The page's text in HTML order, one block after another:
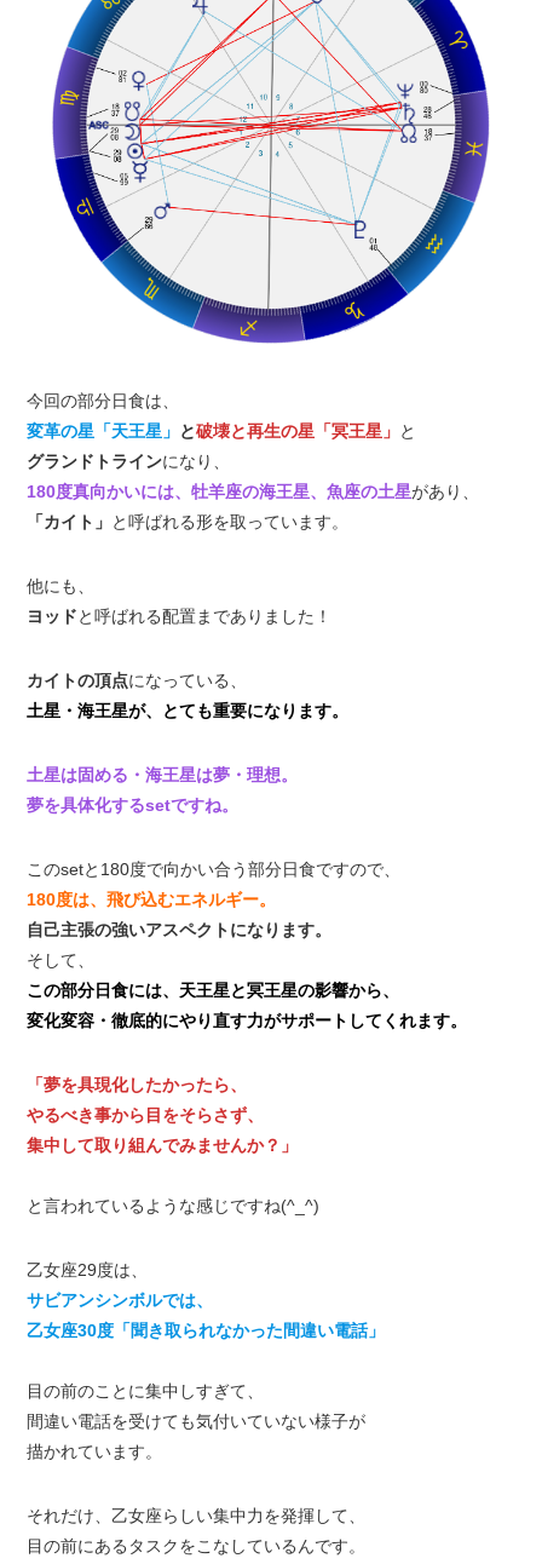
今回の部分日食は、
変革の星「天王星」 と破壊と再生の星「冥王星」 と
グランドトラインになり、
180度真向かいには、牡羊座の海王星、魚座の土星があり、
「カイト」 と呼ばれる形を取っています。
他にも、
ヨッドと呼ばれる配置までありました！
カイトの頂点になっている、
土星・海王星が、とても重要になります。
土星は固める・海王星は夢・理想。
夢を具体化するsetですね。
このsetと180度で向かい合う部分日食ですので、
180度は、飛び込むエネルギー。
自己主張の強いアスペクトになります。
そして、
この部分日食には、天王星と冥王星の影響から、
変化変容・徹底的にやり直す力がサポートしてくれます。
「夢を具現化したかったら、
やるべき事から目をそらさず、
集中して取り組んでみませんか？」
と言われているような感じですね(^_^)
乙女座29度は、
サビアンシンボルでは、
乙女座30度「聞き取られなかった間違い電話」
目の前のことに集中しすぎて、
間違い電話を受けても気付いていない様子が
描かれています。
それだけ、乙女座らしい集中力を発揮して、
目の前にあるタスクをこなしているんです。